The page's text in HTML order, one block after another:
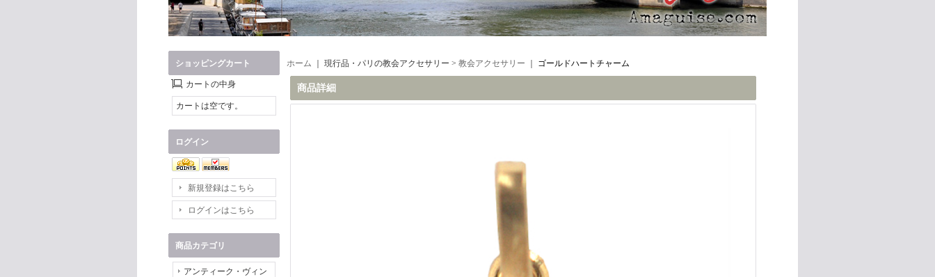
ショッピングカート
カートの中身
カートは空です。
ログイン
新規登録はこちら
ログインはこちら
商品カテゴリ
アンティーク・ヴィン
ホーム ｜ 現行品・パリの教会アクセサリー > 教会アクセサリー ゴールドハートチャーム
商品詳細